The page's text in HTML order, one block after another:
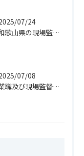
07/24
【和歌山県の現場監督経験者募集】2級建築施工管理技士以上の資格をお持ちの方はぜひ！
07/08
営業職及び現場監督職 正社員募集中！